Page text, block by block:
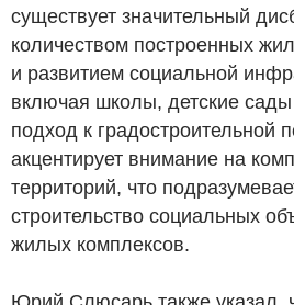
существует значительный
количеством построенных
и развитием социальной
включая школы, детские
подход к градостроительной
акцентирует внимание на
территорий, что
строительство социальных
жилых комплексов.